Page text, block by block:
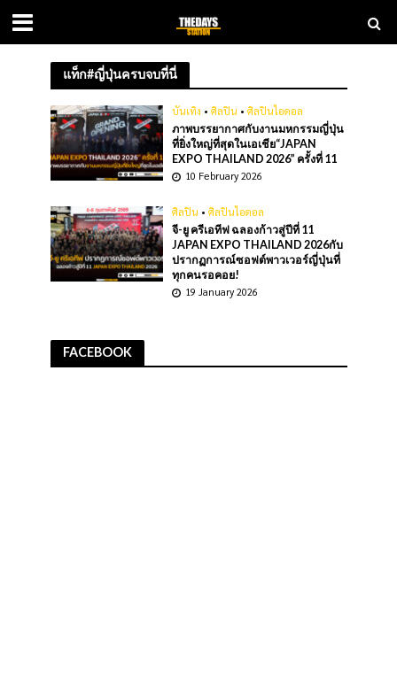
แท็ก#ญี่ปุ่นครบจบที่นี่
บันเทิง • ศิลปิน • ศิลปินไอดอล
ภาพบรรยากาศกับงานมหกรรมญี่ปุ่น
ที่ยิ่งใหญ่ที่สุดในเอเชีย“JAPAN
EXPO THAILAND 2026” ครั้งที่ 11
10 February 2026
ศิลปิน • ศิลปินไอดอล
จี-ยู ครีเอทีฟ ฉลองก้าวสู่ปีที่ 11
JAPAN EXPO THAILAND 2026กับ
ปรากฏการณ์ซอฟต์พาวเวอร์ญี่ปุ่นที่
ทุกคนรอคอย!
19 January 2026
FACEBOOK